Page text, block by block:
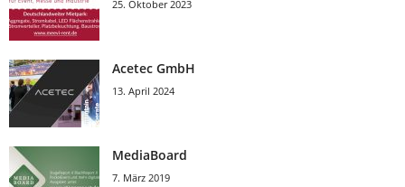
25. Oktober 2023
Acetec GmbH
13. April 2024
MediaBoard
7. März 2019